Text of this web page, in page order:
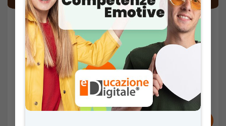
26 Mar 2026 -
63'
Sec. II
AMBIENTE
Partner:
Sungrow